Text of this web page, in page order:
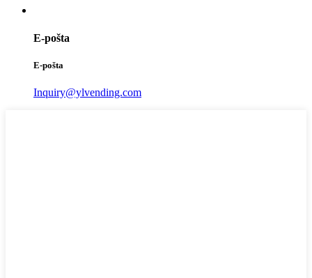
E-pošta
E-pošta
Inquiry@ylvending.com